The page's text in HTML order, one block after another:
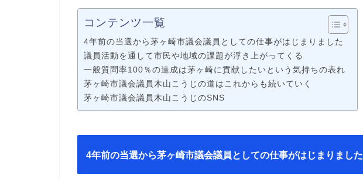
コンテンツ一覧
4年前の当選から茅ヶ崎市議会議員としての仕事がはじまりました
議員活動を通して市民や地域の課題が浮き上がってくる
一般質問率100％の達成は茅ヶ崎に貢献したいという気持ちの表れ
茅ヶ崎市議会議員木山こうじの道はこれからも続いていく
茅ヶ崎市議会議員木山こうじのSNS
4年前の当選から茅ヶ崎市議会議員としての仕事がはじまりました